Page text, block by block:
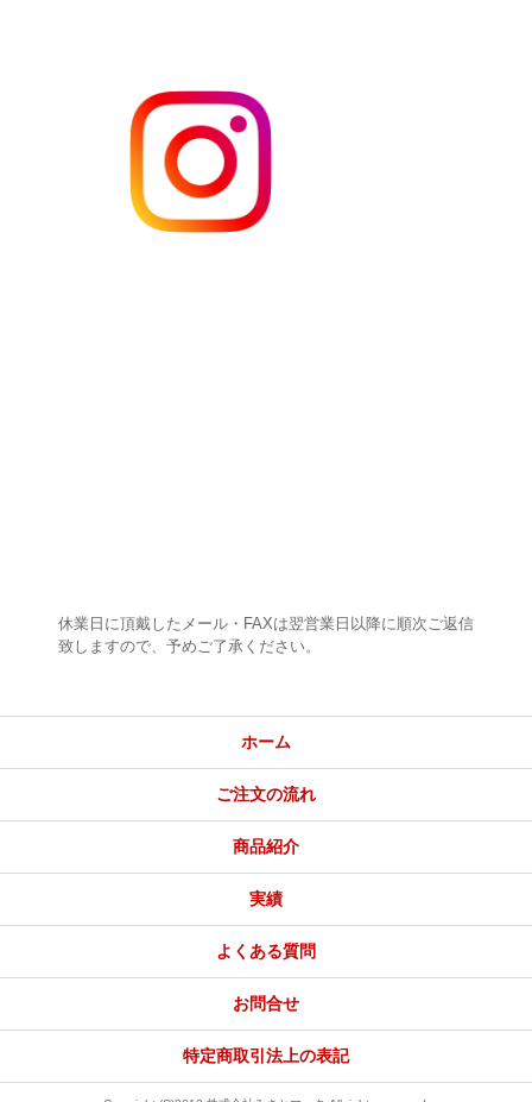
休業日に頂戴したメール・FAXは翌営業日以降に順次ご返信
致しますので、予めご了承ください。
ホーム
ご注文の流れ
商品紹介
実績
よくある質問
お問合せ
特定商取引法上の表記